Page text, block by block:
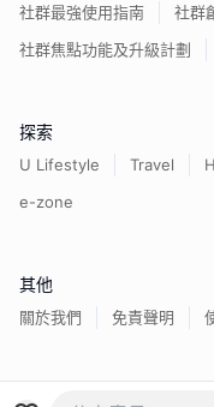
社群最強使用指南
社群
社群焦點功能及升級計劃
探索
U Lifestyle Travel
e-zone
其他
關於我們 免責聲明